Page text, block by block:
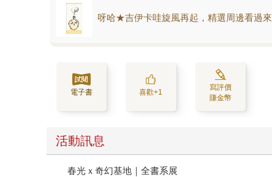
呀哈★吉伊卡哇旋風再起，精選周邊看過來
電子書 喜歡+1
寫評價
賺金幣
活動訊息
2026金石堂暑假漫博〈你好，我吃一點〉第二波